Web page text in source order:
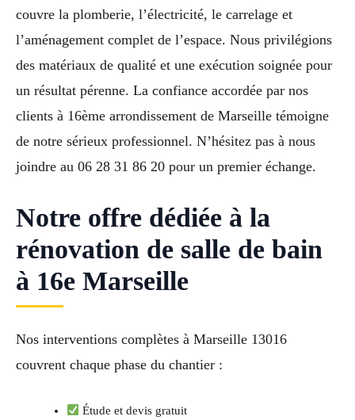
couvre la plomberie, l’électricité, le carrelage et
l’aménagement complet de l’espace. Nous privilégions
des matériaux de qualité et une exécution soignée pour
un résultat pérenne. La confiance accordée par nos
clients à 16ème arrondissement de Marseille témoigne
de notre sérieux professionnel. N’hésitez pas à nous
joindre au 06 28 31 86 20 pour un premier échange.
Notre offre dédiée à la
rénovation de salle de bain
à 16e Marseille
Nos interventions complètes à Marseille 13016
couvrent chaque phase du chantier :
Étude et devis gratuit